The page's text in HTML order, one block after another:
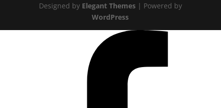
Designed by Elegant Themes| Powered by
WordPress